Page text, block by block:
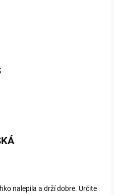
nalepila a drží dobre. Určite